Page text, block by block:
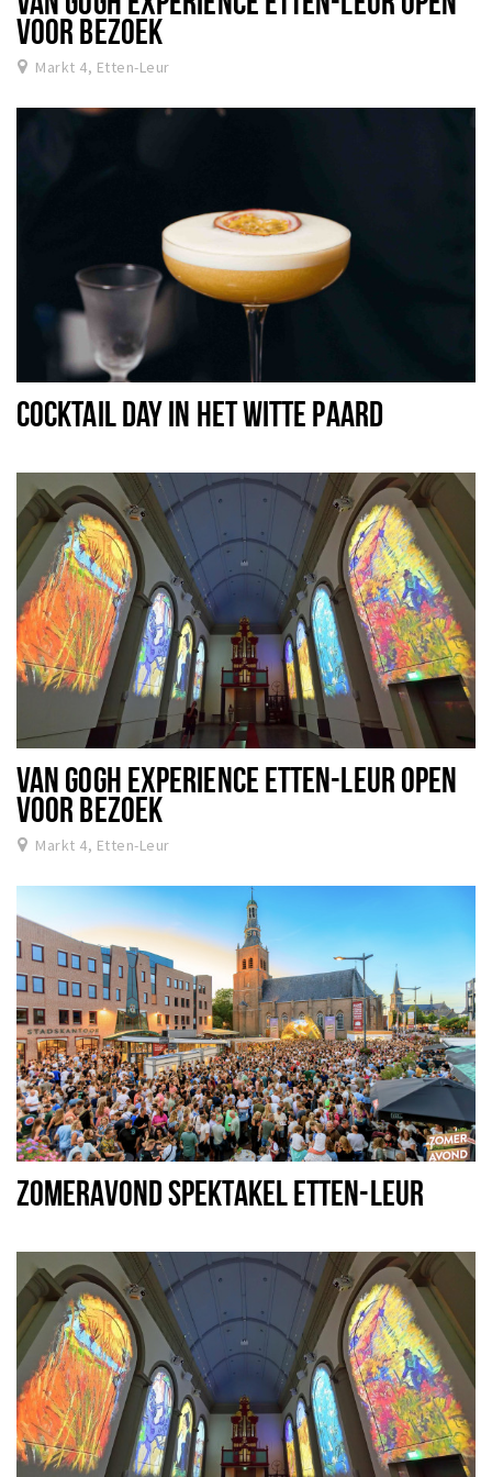
VOOR BEZOEK
Markt 4, Etten-Leur
COCKTAIL DAY IN HET WITTE PAARD
VAN GOGH EXPERIENCE ETTEN-LEUR OPEN
VOOR BEZOEK
Markt 4, Etten-Leur
ZOMERAVOND SPEKTAKEL ETTEN-LEUR